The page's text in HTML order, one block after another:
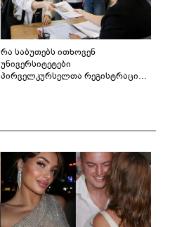
რა საბუთებს ითხოვენ
უნივერსიტეტები
პირველკურსელთა რეგისტრაციის